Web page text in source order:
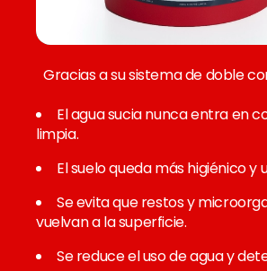
Gracias a su sistema de doble
El agua sucia nunca entra en
limpia.
El suelo queda más higiénico y
Se evita que restos y
vuelvan a la superficie.
Se reduce el uso de agua y